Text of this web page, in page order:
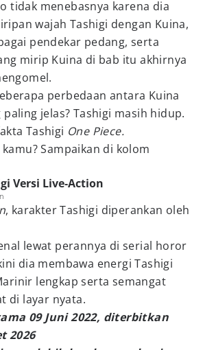
tidak menebasnya karena dia
wajah Tashigi dengan Kuina,
pendekar pedang, serta
mirip Kuina di bab itu akhirnya
perbedaan antara Kuina
paling jelas? Tashigi masih hidup.
Tashigi One Piece.
Sampaikan di kolom
Versi Live‑Action
, karakter Tashigi diperankan oleh
lewat perannya di serial horor
dia membawa energi Tashigi
lengkap serta semangat
di layar nyata.
09 Juni 2022, diterbitkan
2026